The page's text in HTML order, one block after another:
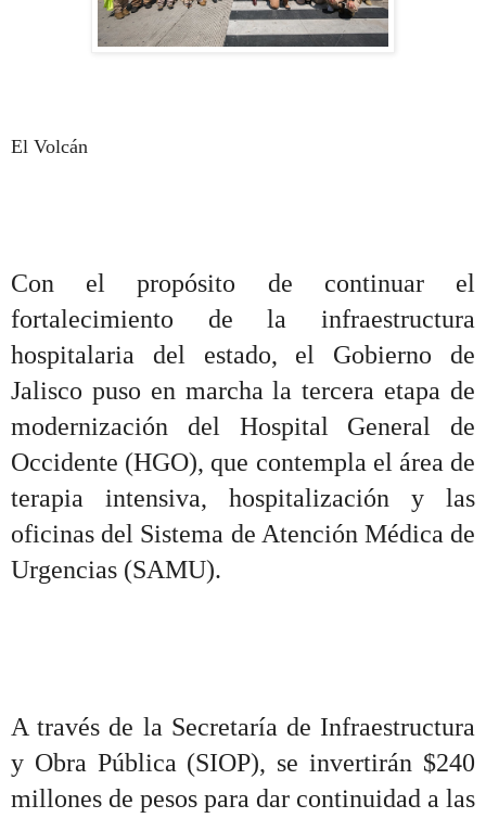
El Volcán
Con el propósito de continuar el
fortalecimiento de la infraestructura
hospitalaria del estado, el Gobierno de
Jalisco puso en marcha la tercera etapa de
modernización del Hospital General de
Occidente (HGO), que contempla el área de
terapia intensiva, hospitalización y las
oficinas del Sistema de Atención Médica de
Urgencias (SAMU).
A través de la Secretaría de Infraestructura
y Obra Pública (SIOP), se invertirán $240
millones de pesos para dar continuidad a las